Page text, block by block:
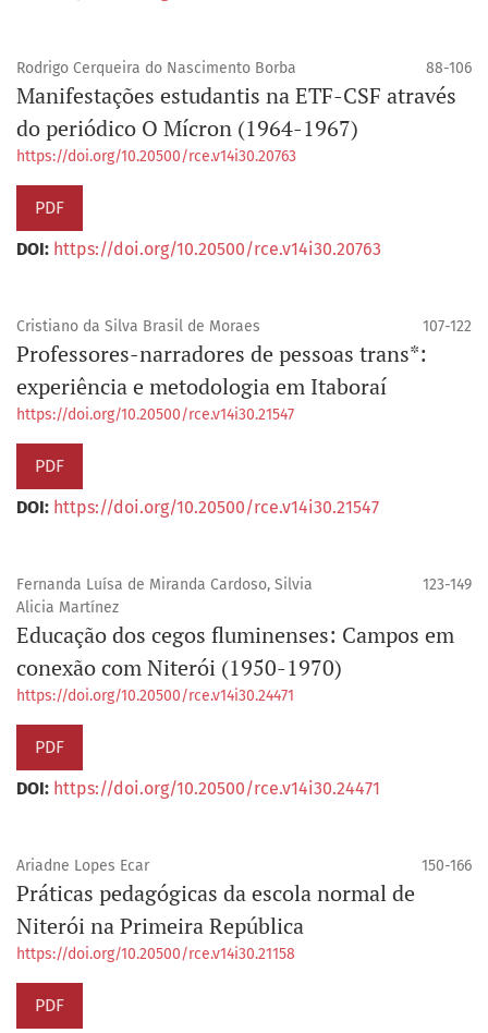
Rodrigo Cerqueira do Nascimento Borba 88-106
Manifestações estudantis na ETF-CSF através
do periódico O Mícron (1964-1967)
https://doi.org/10.20500/rce.v14i30.20763
PDF
DOI: https://doi.org/10.20500/rce.v14i30.20763
Cristiano da Silva Brasil de Moraes 107-122
Professores-narradores de pessoas trans*:
experiência e metodologia em Itaboraí
https://doi.org/10.20500/rce.v14i30.21547
PDF
DOI: https://doi.org/10.20500/rce.v14i30.21547
Fernanda Luí­sa de Miranda Cardoso, Silvia
Alicia Martínez
123-149
Educação dos cegos fluminenses: Campos em
conexão com Niterói (1950-1970)
https://doi.org/10.20500/rce.v14i30.24471
PDF
DOI: https://doi.org/10.20500/rce.v14i30.24471
Ariadne Lopes Ecar 150-166
Práticas pedagógicas da escola normal de
Niterói na Primeira República
https://doi.org/10.20500/rce.v14i30.21158
PDF